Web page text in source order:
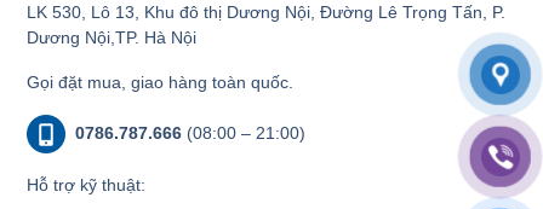
LK 530, Lô 13, Khu đô thị Dương Nội, Đường Lê Trọng Tấn, P.
Dương Nội,TP. Hà Nội
Gọi đặt mua, giao hàng toàn quốc.
0786.787.666 (08:00 – 21:00)
Hỗ trợ kỹ thuật: